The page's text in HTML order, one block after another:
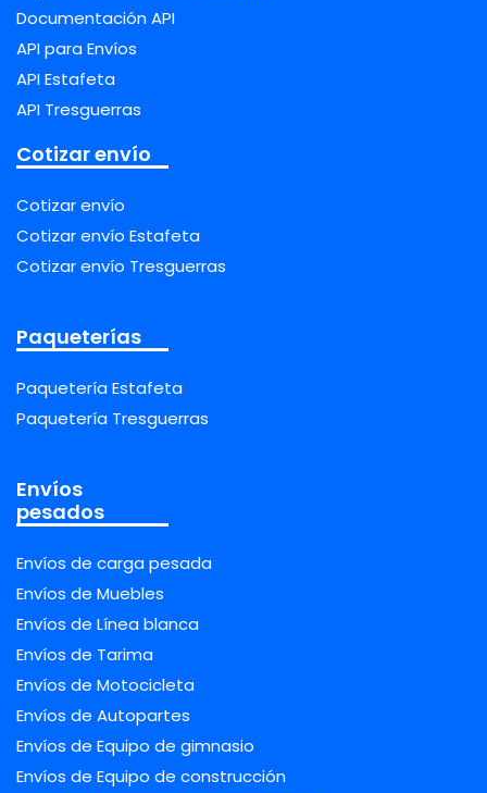
Documentación API
API para Envíos
API Estafeta
API Tresguerras
Cotizar envío
Cotizar envío
Cotizar envío Estafeta
Cotizar envío Tresguerras
Paqueterías
Paquetería Estafeta
Paquetería Tresguerras
Envíos
pesados
Envíos de carga pesada
Envíos de Muebles
Envíos de Línea blanca
Envíos de Tarima
Envíos de Motocicleta
Envíos de Autopartes
Envíos de Equipo de gimnasio
Envíos de Equipo de construcción